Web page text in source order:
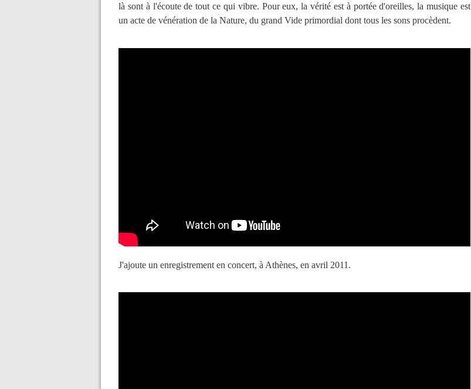
là sont à l'écoute de tout ce qui vibre. Pour eux, la vérité est à portée d'oreilles, la musique est
un acte de vénération de la Nature, du grand Vide primordial dont tous les sons procèdent.
J'ajoute un enregistrement en concert, à Athènes, en avril 2011.